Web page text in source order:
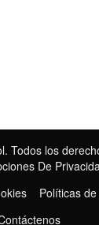
Todos los
De
Políticas